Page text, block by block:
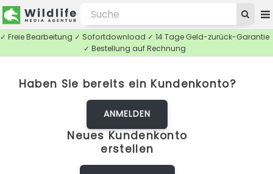
✓ Freie Bearbeitung ✓ Sofortdownload ✓ 14 Tage Geld-zurück-Garantie
✓ Bestellung auf Rechnung
Haben Sie bereits ein Kundenkonto?
ANMELDEN
Neues Kundenkonto
erstellen